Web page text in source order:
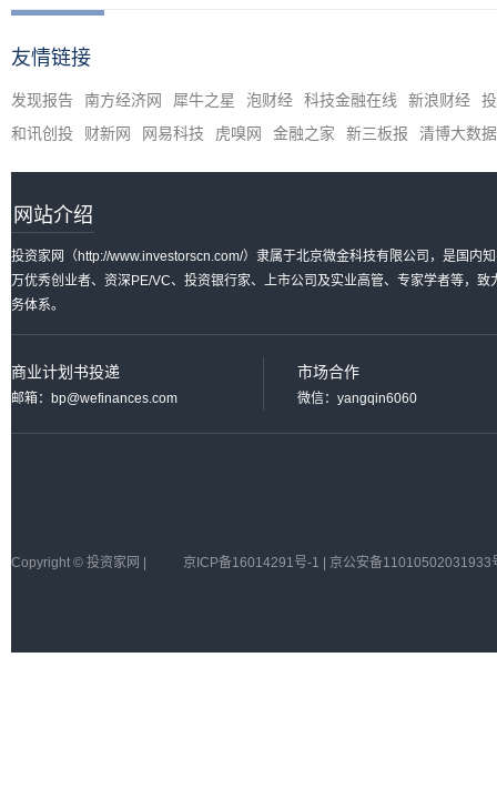
友情链接
发现报告 南方经济网 犀牛之星 泡财经 科技金融在线 新浪财经
和讯创投
财新网 网易科技 虎嗅网 金融之家 新三板报 清博大数据
网站介绍
投资家网（http://www.investorscn.com/）隶属于北京微金科技有限公司，是国内
万优秀创业者、资深PE/VC、投资银行家、上市公司及实业高管、专家学者等，
务体系。
商业计划书投递
邮箱：bp@wefinances.com
市场合作
微信：yangqin6060
Copyright © 投资家网 | 京ICP备16014291号-1 | 京公安备11010502031933